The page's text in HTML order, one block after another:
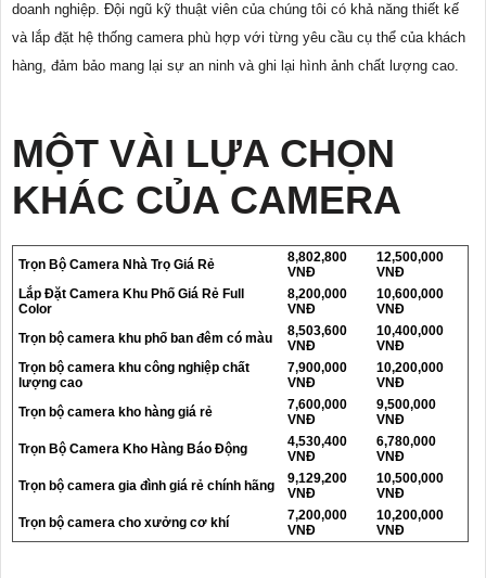
doanh nghiệp. Đội ngũ kỹ thuật viên của chúng tôi có khả năng thiết kế
và lắp đặt hệ thống camera phù hợp với từng yêu cầu cụ thể của khách
hàng, đảm bảo mang lại sự an ninh và ghi lại hình ảnh chất lượng cao.
MỘT VÀI LỰA CHỌN
KHÁC CỦA CAMERA
Trọn Bộ Camera Nhà Trọ Giá Rẻ
8,802,800
VNĐ
12,500,000
VNĐ
Lắp Đặt Camera Khu Phố Giá Rẻ Full
Color
8,200,000
VNĐ
10,600,000
VNĐ
Trọn bộ camera khu phố ban đêm có màu
8,503,600
VNĐ
10,400,000
VNĐ
Trọn bộ camera khu công nghiệp chất
lượng cao
7,900,000
VNĐ
10,200,000
VNĐ
Trọn bộ camera kho hàng giá rẻ
7,600,000
VNĐ
9,500,000
VNĐ
Trọn Bộ Camera Kho Hàng Báo Động
4,530,400
VNĐ
6,780,000
VNĐ
Trọn bộ camera gia đình giá rẻ chính hãng
9,129,200
VNĐ
10,500,000
VNĐ
Trọn bộ camera cho xưởng cơ khí
7,200,000
VNĐ
10,200,000
VNĐ